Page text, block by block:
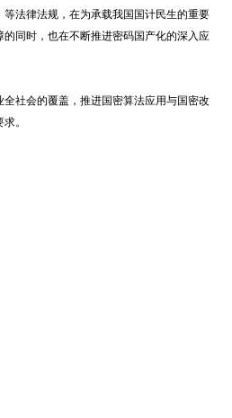
法律法规，在为承载我国国计民生的重要
同时，也在不断推进密码国产化的深入应
社会的覆盖，推进国密算法应用与国密改
。